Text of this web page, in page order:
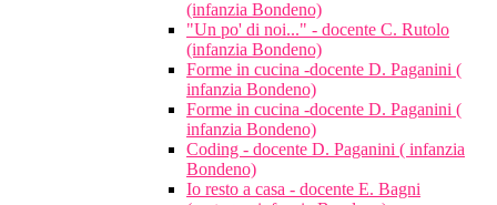
(infanzia Bondeno)
"Un po' di noi..." - docente C. Rutolo
(infanzia Bondeno)
Forme in cucina -docente D. Paganini (
infanzia Bondeno)
Forme in cucina -docente D. Paganini (
infanzia Bondeno)
Coding - docente D. Paganini ( infanzia
Bondeno)
Io resto a casa - docente E. Bagni